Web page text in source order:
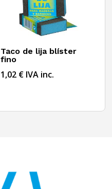
Taco de lija blíster
fino
1,02 € IVA inc.